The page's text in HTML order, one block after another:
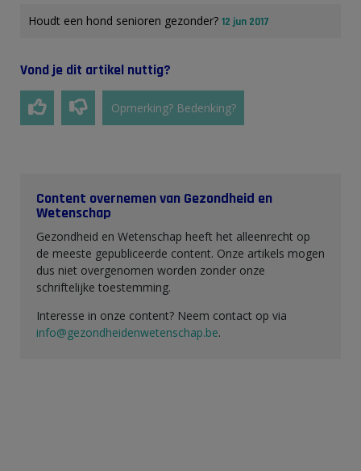
Houdt een hond senioren gezonder? 12 jun 2017
Vond je dit artikel nuttig?
Opmerking? Bedenking?
Content overnemen van Gezondheid en
Wetenschap
Gezondheid en Wetenschap heeft het alleenrecht op
de meeste gepubliceerde content. Onze artikels mogen
dus niet overgenomen worden zonder onze
schriftelijke toestemming.
Interesse in onze content? Neem contact op via
info@gezondheidenwetenschap.be.